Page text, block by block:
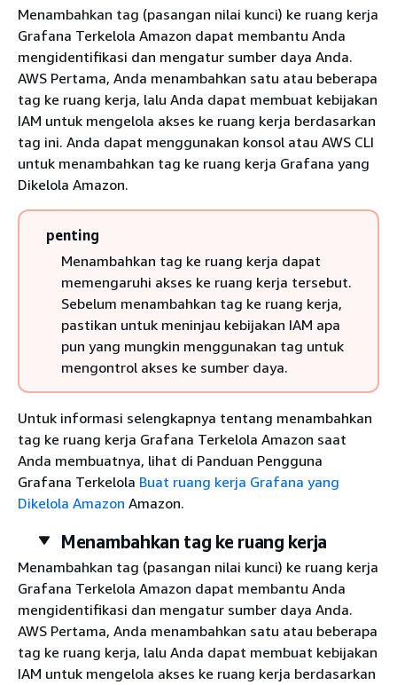
Menambahkan tag (pasangan nilai kunci) ke ruang kerja
Grafana Terkelola Amazon dapat membantu Anda
mengidentifikasi dan mengatur sumber daya Anda.
AWS Pertama, Anda menambahkan satu atau beberapa
tag ke ruang kerja, lalu Anda dapat membuat kebijakan
IAM untuk mengelola akses ke ruang kerja berdasarkan
tag ini. Anda dapat menggunakan konsol atau AWS CLI
untuk menambahkan tag ke ruang kerja Grafana yang
Dikelola Amazon.
penting
Menambahkan tag ke ruang kerja dapat
memengaruhi akses ke ruang kerja tersebut.
Sebelum menambahkan tag ke ruang kerja,
pastikan untuk meninjau kebijakan IAM apa
pun yang mungkin menggunakan tag untuk
mengontrol akses ke sumber daya.
Untuk informasi selengkapnya tentang menambahkan
tag ke ruang kerja Grafana Terkelola Amazon saat
Anda membuatnya, lihat di Panduan Pengguna
Grafana Terkelola Buat ruang kerja Grafana yang
Dikelola Amazon Amazon.
Menambahkan tag ke ruang kerja
Menambahkan tag (pasangan nilai kunci) ke ruang kerja
Grafana Terkelola Amazon dapat membantu Anda
mengidentifikasi dan mengatur sumber daya Anda.
AWS Pertama, Anda menambahkan satu atau beberapa
tag ke ruang kerja, lalu Anda dapat membuat kebijakan
IAM untuk mengelola akses ke ruang kerja berdasarkan